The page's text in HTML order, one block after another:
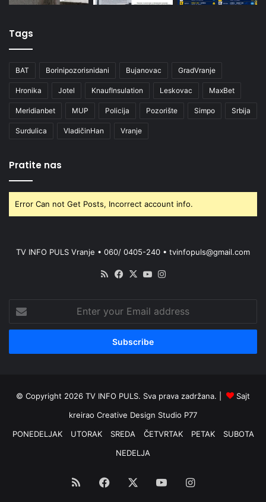
Tags
BAT Borinipozorisnidani Bujanovac GradVranje
Hronika Jotel KnaufInsulation Leskovac MaxBet
Meridianbet MUP Policija Pozorište Simpo Srbija
Surdulica VladičinHan Vranje
Pratite nas
Error Can not Get Posts, Incorrect account info.
TV INFO PULS Vranje • 060/ 0405-240 • tvinfopuls@gmail.com
RSS Facebook
X YouTube
your
Email
© Copyright 2026 TV INFO PULS. Sva prava zadržana. |
Sajt
kreirao Creative Design Studio P77
PONEDELJAK
UTORAK SREDA ČETVRTAK PETAK
SUBOTA
NEDELJA
RSS Facebook YouTubeInstagram